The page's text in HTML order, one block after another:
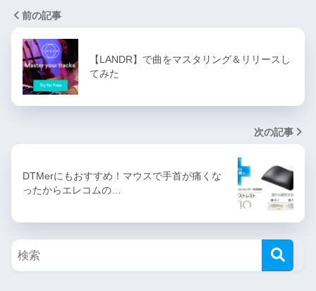
前の記事
【LANDR】で曲をマスタリング＆リリースし
てみた
次の記事
DTMerにもおすすめ！マウスで手首が痛くな
ったからエレコムの…